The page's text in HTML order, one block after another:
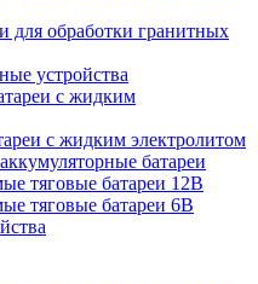
для обработки гранитных
устройства
с жидким
с жидким электролитом
батареи
тяговые батареи 12В
тяговые батареи 6В